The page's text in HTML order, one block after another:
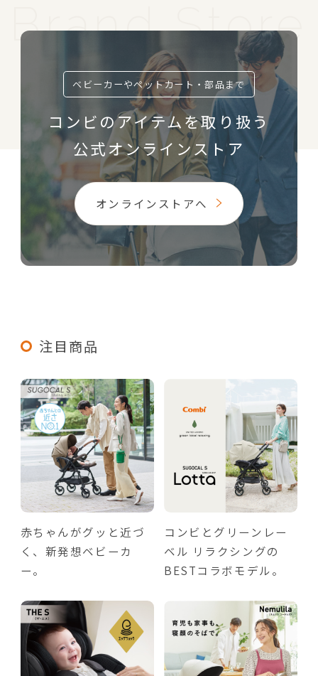
ベビーカーやペットカート・部品まで
コンビのアイテムを取り扱う
公式オンラインストア
オンラインストアへ
注目商品
赤ちゃんがグッと近づ
く、新発想ベビーカ
ー。
コンビとグリーンレー
ベル リラクシングの
BESTコラボモデル。